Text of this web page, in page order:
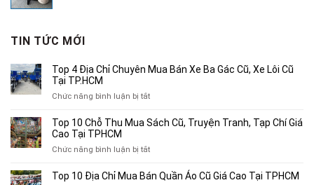
TIN TỨC MỚI
Top 4 Địa Chỉ Chuyên Mua Bán Xe Ba Gác Cũ, Xe Lôi Cũ
Tại TP.HCM
Chức năng bình luận bị tắtở
4
Bán
Top 10 Chỗ Thu Mua Sách Cũ, Truyện Tranh, Tạp Chí Giá
Cao Tại TPHCM
Chức năng bình luận bị tắtở
10
Top 10 Địa Chỉ Mua Bán Quần Áo Cũ Giá Cao Tại TPHCM